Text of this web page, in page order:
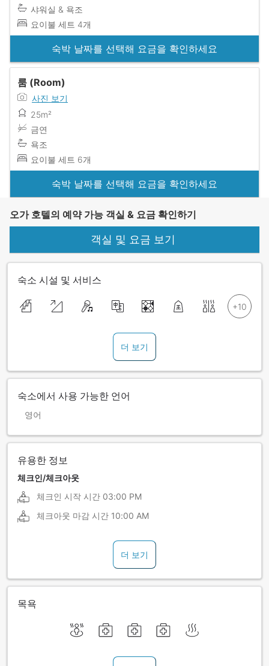
샤워실 & 욕조
요이불 세트 4개
숙박 날짜를 선택해 요금을 확인하세요
룸 (Room)
사진 보기
25m²
금연
욕조
요이불 세트 6개
숙박 날짜를 선택해 요금을 확인하세요
오가 호텔의 예약 가능 객실 & 요금 확인하기
객실 및 요금 보기
숙소 시설 및 서비스
더 보기
숙소에서 사용 가능한 언어
영어
유용한 정보
체크인/체크아웃
체크인 시작 시간 03:00 PM
체크아웃 마감 시간 10:00 AM
더 보기
목욕